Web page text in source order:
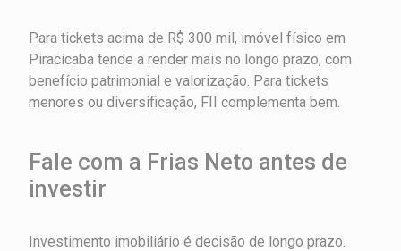
Para tickets acima de R$ 300 mil, imóvel físico em
Piracicaba tende a render mais no longo prazo, com
benefício patrimonial e valorização. Para tickets
menores ou diversificação, FII complementa bem.
Fale com a Frias Neto antes de
investir
Investimento imobiliário é decisão de longo prazo.